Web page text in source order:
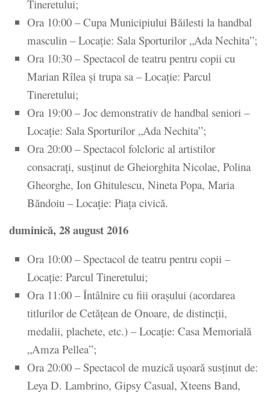
Tineretului;
Ora 10:00 – Cupa Municipiului Băilesti la handbal
masculin – Locaţie: Sala Sporturilor „Ada Nechita”;
Ora 10:30 – Spectacol de teatru pentru copii cu
Marian Rîlea şi trupa sa – Locaţie: Parcul
Tineretului;
Ora 19:00 – Joc demonstrativ de handbal seniori –
Locaţie: Sala Sporturilor „Ada Nechita”;
Ora 20:00 – Spectacol folcloric al artistilor
consacraţi, susţinut de Gheiorghita Nicolae, Polina
Gheorghe, Ion Ghitulescu, Nineta Popa, Maria
Băndoiu – Locaţie: Piaţa civică.
duminică, 28 august 2016
Ora 10:00 – Spectacol de teatru pentru copii –
Locaţie: Parcul Tineretului;
Ora 11:00 – Întâlnire cu fiii oraşului (acordarea
titlurilor de Cetăţean de Onoare, de distincţii,
medalii, plachete, etc.) – Locaţie: Casa Memorială
„Amza Pellea”;
Ora 20:00 – Spectacol de muzică uşoară susţinut de:
Leya D. Lambrino, Gipsy Casual, Xteens Band,